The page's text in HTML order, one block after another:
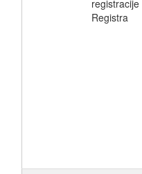
registracije
Registra